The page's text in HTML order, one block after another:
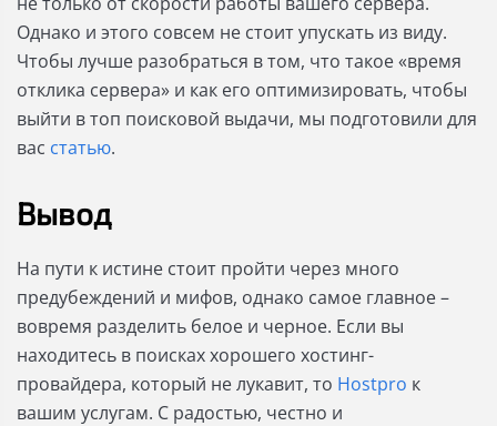
Однако и этого совсем не стоит упускать из виду.
Чтобы лучше разобраться в том, что такое «время
отклика сервера» и как его оптимизировать, чтобы
выйти в топ поисковой выдачи, мы подготовили для
вас статью.
Вывод
На пути к истине стоит пройти через много
предубеждений и мифов, однако самое главное –
вовремя разделить белое и черное. Если вы
находитесь в поисках хорошего хостинг-
провайдера, который не лукавит, то Hostpro к
вашим услугам. С радостью, честно и